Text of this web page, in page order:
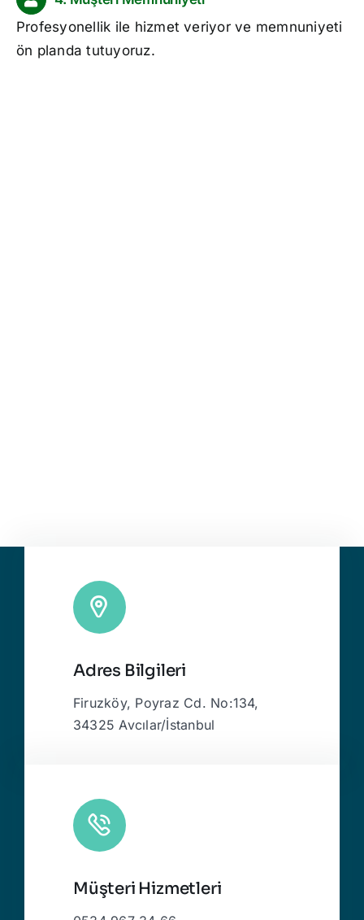
Profesyonellik ile hizmet veriyor ve memnuniyeti
ön planda tutuyoruz.
Adres Bilgileri
Firuzköy, Poyraz Cd. No:134,
34325 Avcılar/İstanbul
Müşteri Hizmetleri